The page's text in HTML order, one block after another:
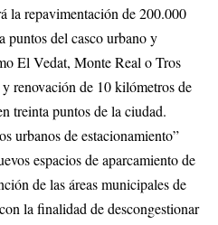
la repavimentación de 200.000
puntos del casco urbano y
El Vedat, Monte Real o Tros
renovación de 10 kilómetros de
treinta puntos de la ciudad.
urbanos de estacionamiento”
espacios de aparcamiento de
de las áreas municipales de
la finalidad de descongestionar